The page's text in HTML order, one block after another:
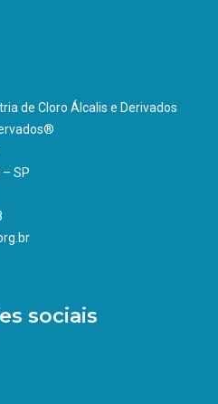
de Cloro Álcalis e Derivados
– SP
sociais